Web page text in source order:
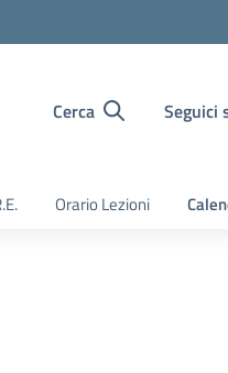
Cerca Seguici
Orario Lezioni